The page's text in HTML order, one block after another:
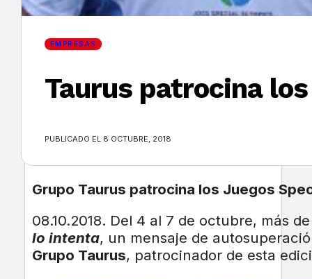
Encuentra tu noticia
EMPRESAS
Taurus patrocina
PUBLICADO EL 8 OCTUBRE, 2018
Grupo Taurus patrocina los Juegos
08.10.2018. Del 4 al 7 de octubre, más
lo intenta, un mensaje de
Grupo Taurus, patrocinador de esta